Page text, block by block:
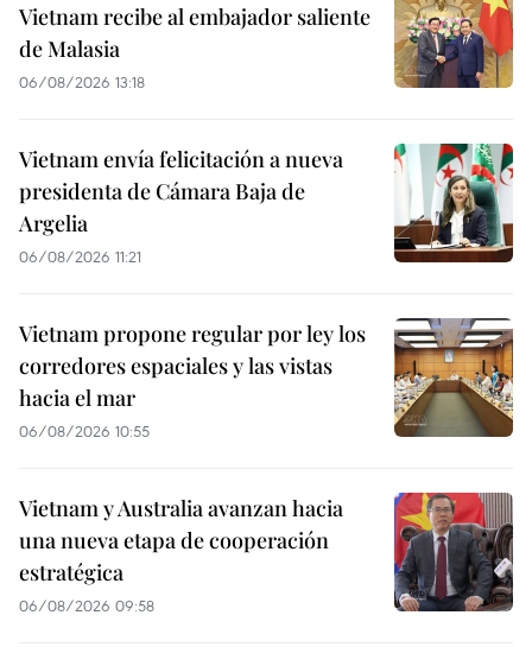
Vietnam recibe al embajador saliente
de Malasia
06/08/2026 13:18
Vietnam envía felicitación a nueva
presidenta de Cámara Baja de
Argelia
06/08/2026 11:21
Vietnam propone regular por ley los
corredores espaciales y las vistas
hacia el mar
06/08/2026 10:55
Vietnam y Australia avanzan hacia
una nueva etapa de cooperación
estratégica
06/08/2026 09:58